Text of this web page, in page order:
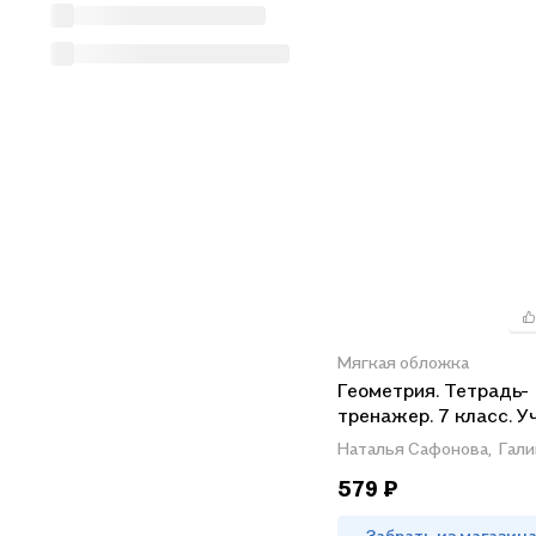
Мягкая обложка
Геометрия. Тетрадь-
тренажер. 7 класс.
пособие для
общеобразовательных
организаций
Наталья Сафонова,
579 ₽